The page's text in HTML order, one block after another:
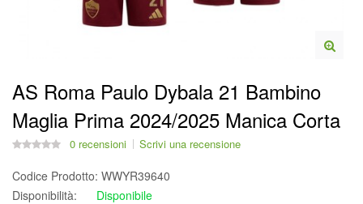
AS Roma Paulo Dybala 21 Bambino
Maglia Prima 2024/2025 Manica Corta
0 recensioni Scrivi una recensione
Codice Prodotto: WWYR39640
Disponibilità:
Disponibile